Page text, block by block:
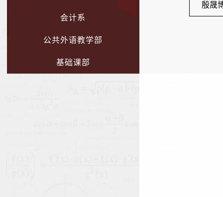
会计系
公共外语教学部
基础课部
殷晟